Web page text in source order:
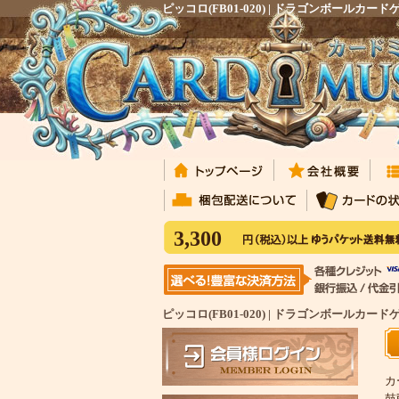
ピッコロ(FB01-020) | ドラゴンボールカー
3,300
ピッコロ(FB01-020) | ドラゴンボールカー